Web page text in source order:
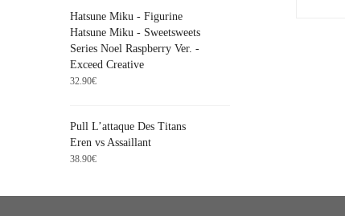
Hatsune Miku - Figurine
Hatsune Miku - Sweetsweets
Series Noel Raspberry Ver. -
Exceed Creative
32.90€
Pull L’attaque Des Titans
Eren vs Assaillant
38.90€